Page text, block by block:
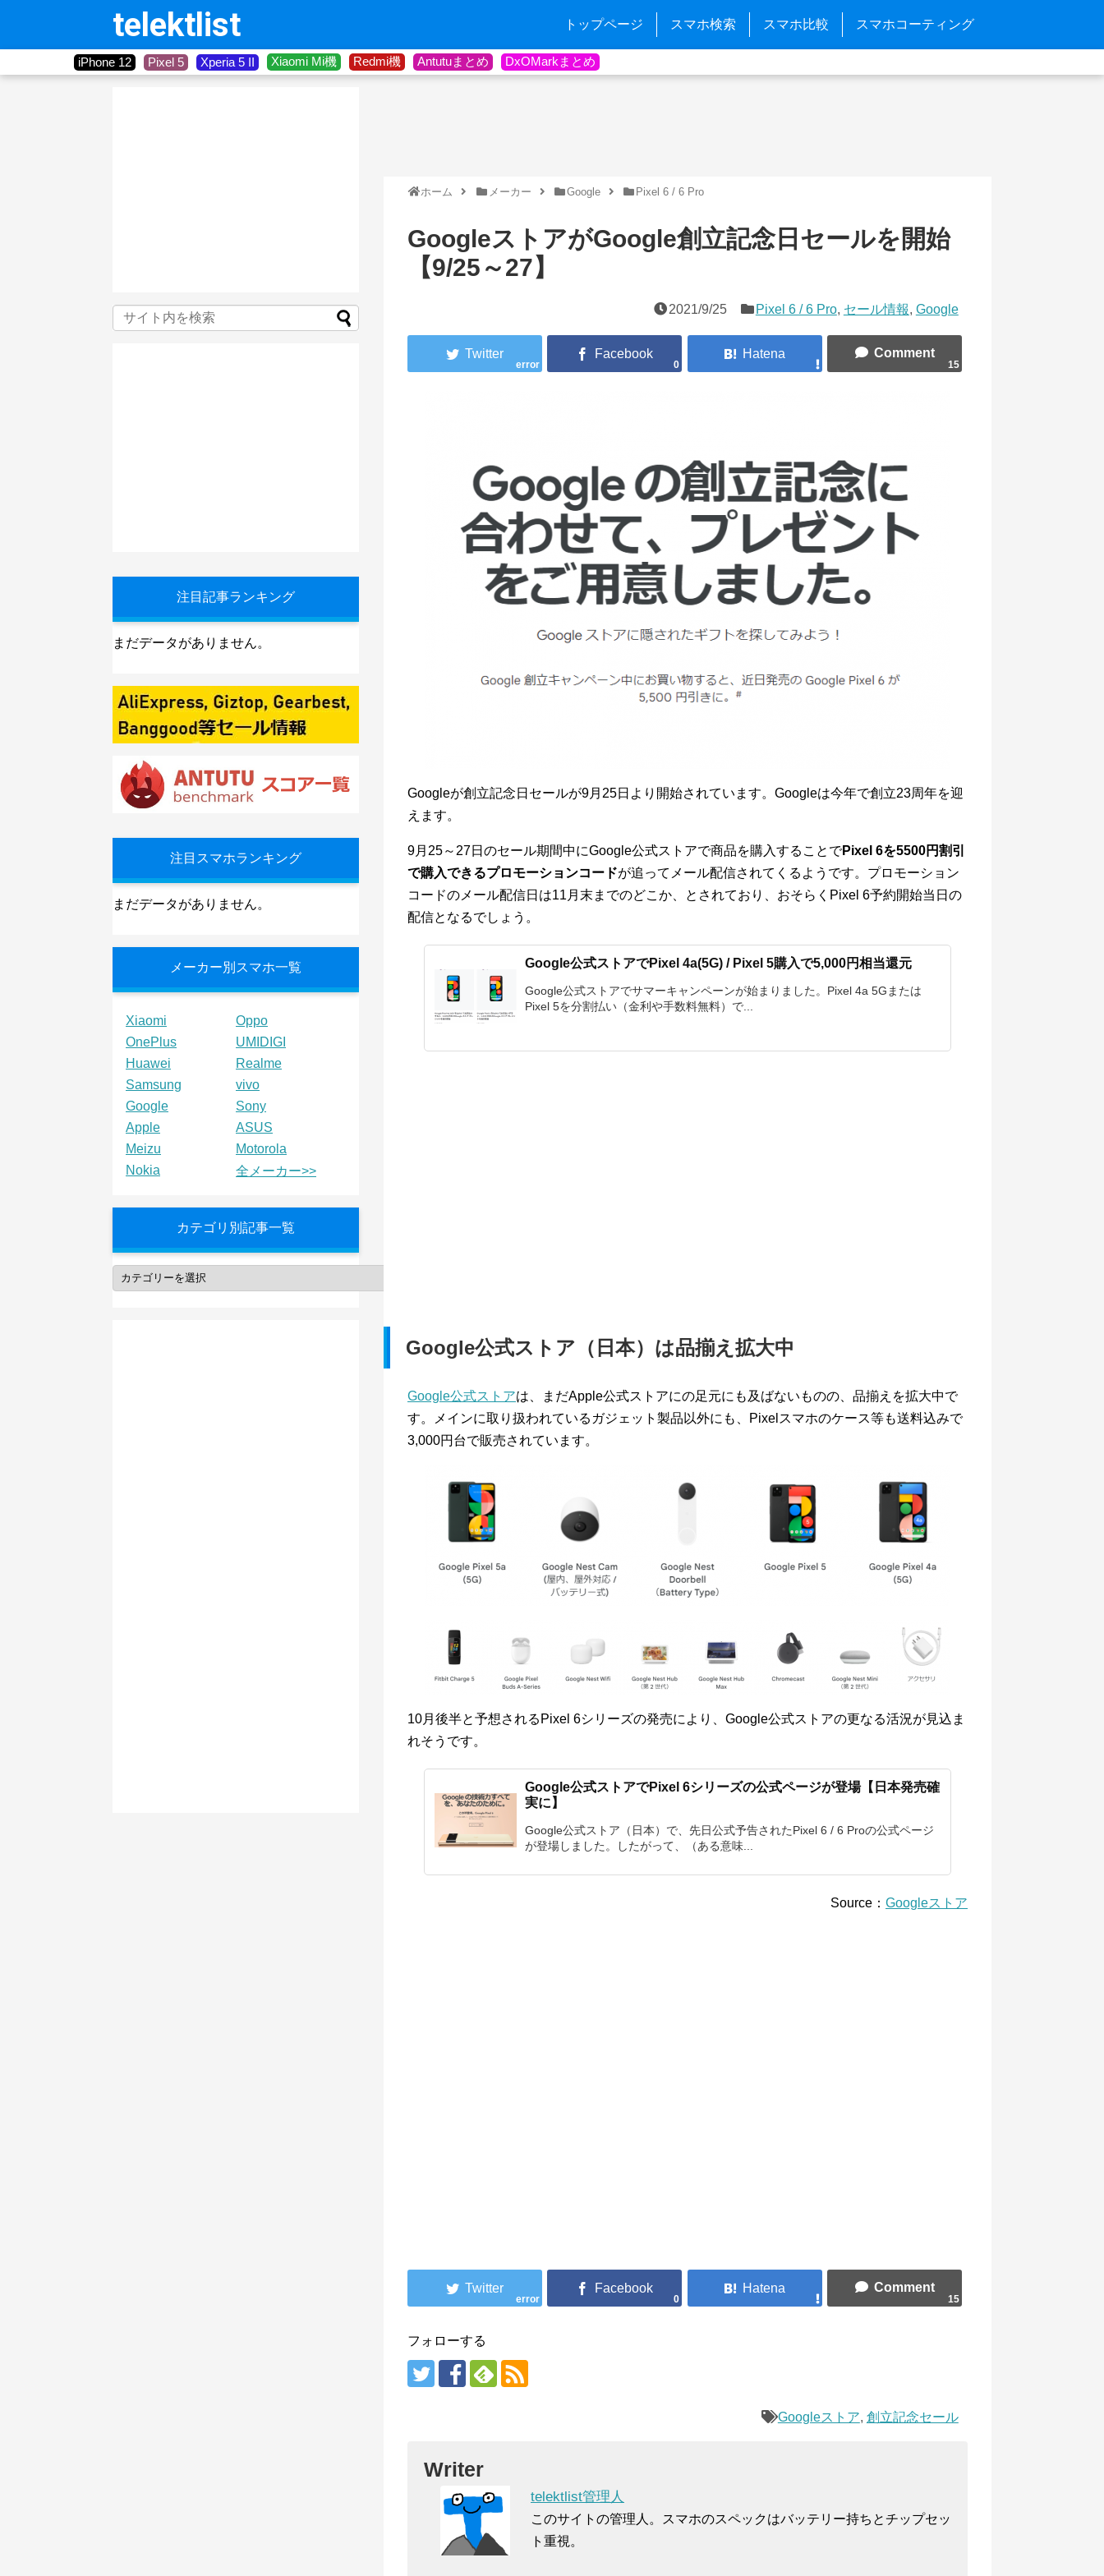
telektlist トップページ スマホ検索 スマホ比較 スマホコーティング
iPhone 12 Pixel 5 Xperia 5 II Xiaomi Mi機 Redmi機 Antutuまとめ DxOMarkまとめ
ホーム メーカー Google Pixel 6 / 6 Pro
GoogleストアがGoogle創立記念日セールを開始
【9/25～27】
2021/9/25 Pixel 6 / 6 Pro, セール情報, Google
error 0 15
Googleが創立記念日セールが9月25日より開始されています。Googleは今年で創立23周年を迎
えます。
9月25～27日のセール期間中にGoogle公式ストアで商品を購入することでPixel 6を5500円割引
で購入できるプロモーションコードが追ってメール配信されてくるようです。プロモーション
コードのメール配信日は11月末までのどこか、とされており、おそらくPixel 6予約開始当日の
配信となるでしょう。
Google公式ストアでPixel 4a(5G) / Pixel 5購入で5,000円相当還元
Google公式ストアでサマーキャンペーンが始まりました。Pixel 4a 5Gまたは
Pixel 5を分割払い（金利や手数料無料）で...
Google公式ストア（日本）は品揃え拡大中
Google公式ストアは、まだApple公式ストアにの足元にも及ばないものの、品揃えを拡大中で
す。メインに取り扱われているガジェット製品以外にも、Pixelスマホのケース等も送料込みで
3,000円台で販売されています。
10月後半と予想されるPixel 6シリーズの発売により、Google公式ストアの更なる活況が見込ま
れそうです。
Google公式ストアでPixel 6シリーズの公式ページが登場【日本発売確
実に】
Google公式ストア（日本）で、先日公式予告されたPixel 6 / 6 Proの公式ページ
が登場しました。したがって、（ある意味...
Source： Googleストア
error 0 15
フォローする
Googleストア, 創立記念セール
Writer
telektlist管理人
このサイトの管理人。スマホのスペックはバッテリー持ちとチップセッ
ト重視。
注目記事ランキング
まだデータがありません。
注目スマホランキング
まだデータがありません。
メーカー別スマホ一覧
Xiaomi
Oppo
OnePlus
UMIDIGI
Huawei
Realme
Samsung
vivo
Google
Sony
Apple
ASUS
Meizu
Motorola
Nokia
全メーカー>>
カテゴリ別記事一覧